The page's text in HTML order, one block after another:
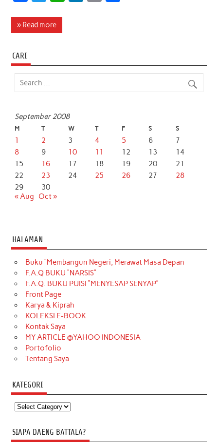
c
o
o
i
e
A
d
» Read more
CARI
September 2008
M T W T F S S
1 2 3 4 5 6
7
8
9 10 11 12 13
14
15
16 17 18 19 20
21
22
23 24 25 26 27
28
29
30
« Aug
Oct »
HALAMAN
Buku “Membangun Negeri, Merawat Masa Depan
F.A.Q BUKU “NARSIS”
F.A.Q. BUKU PUISI “MENYESAP SENYAP”
Front Page
Karya & Kiprah
KOLEKSI E-BOOK
Kontak Saya
MY ARTICLE @YAHOO INDONESIA
Portofolio
Tentang Saya
KATEGORI
Kategori
SIAPA DAENG BATTALA?